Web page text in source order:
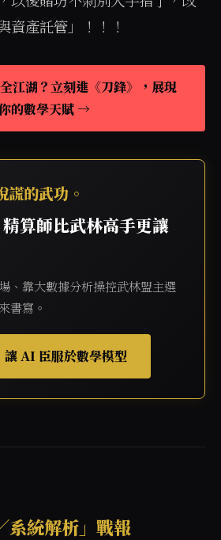
資產託管」！！！
江湖？立刻進《刀鋒》，展現
的數學天賦 →
謊的武功。
算師比武林高手更讓
、靠大數據分析操控武林盟主選
書寫。
AI 臣服於數學模型
系統解析」戰報